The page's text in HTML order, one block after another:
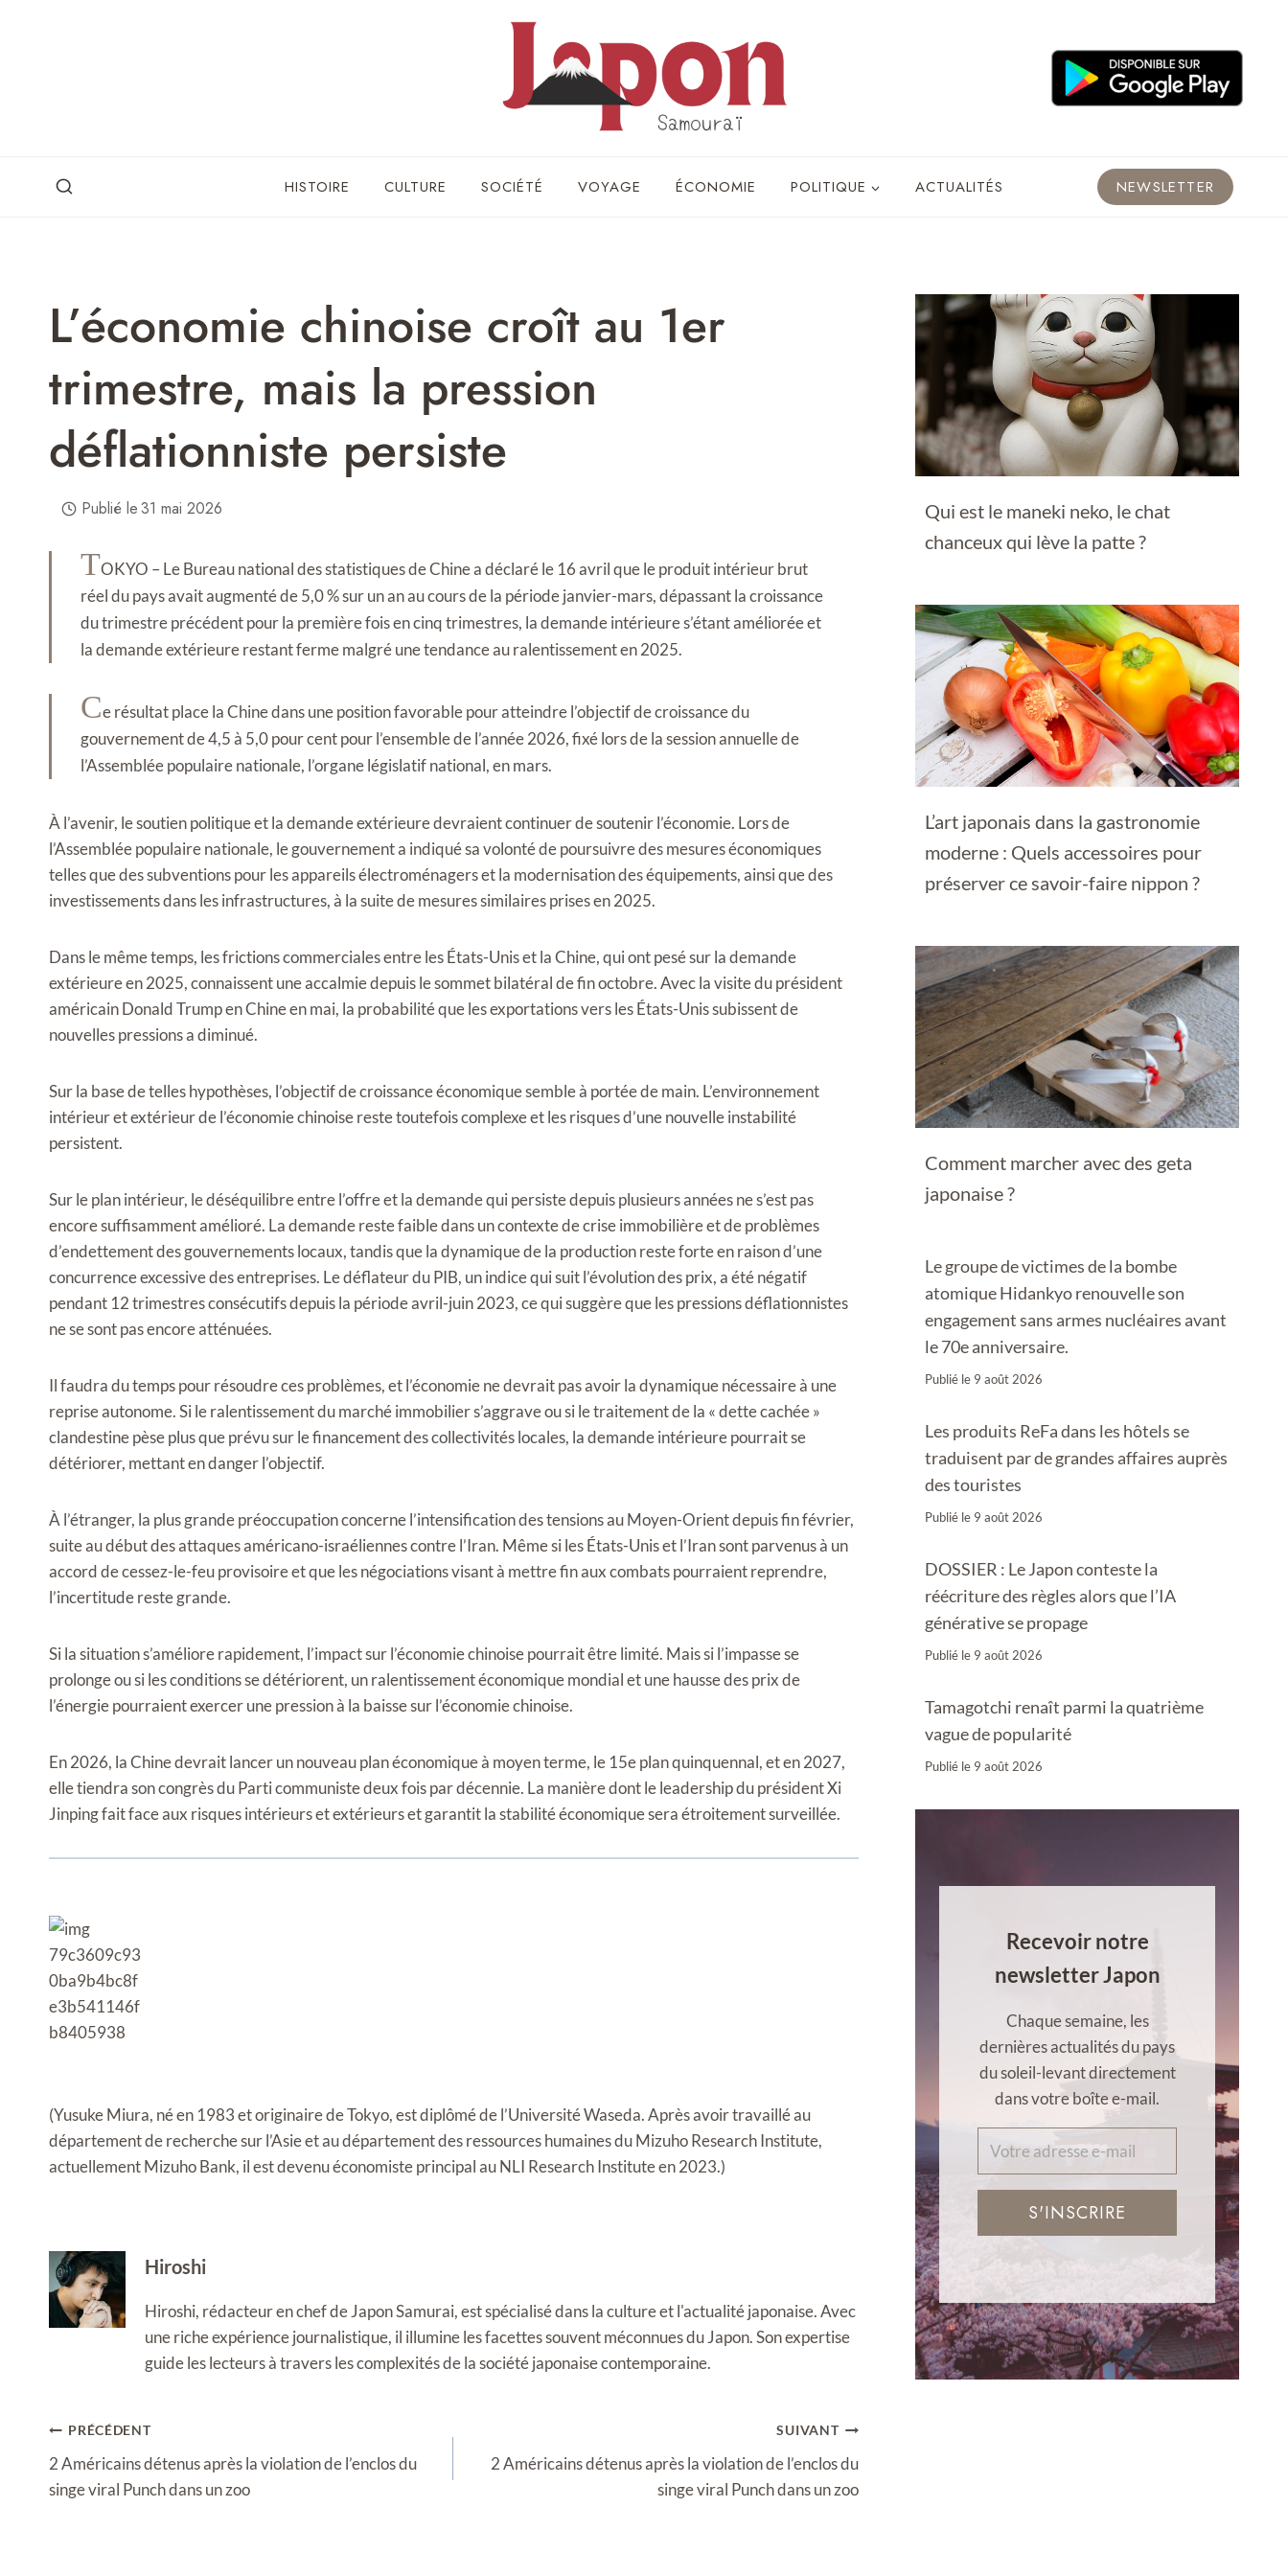
HISTOIRE CULTURE SOCIÉTÉ VOYAGE ÉCONOMIE POLITIQUE ACTUALITÉS NEWSLETTER
L’économie chinoise croît au 1er
trimestre, mais la pression
déflationniste persiste
Publié le31 mai 2026
TOKYO – Le Bureau national des statistiques de Chine a déclaré le 16 avril que le produit intérieur brut
réel du pays avait augmenté de 5,0 % sur un an au cours de la période janvier-mars, dépassant la croissance
du trimestre précédent pour la première fois en cinq trimestres, la demande intérieure s’étant améliorée et
la demande extérieure restant ferme malgré une tendance au ralentissement en 2025.
Ce résultat place la Chine dans une position favorable pour atteindre l’objectif de croissance du
gouvernement de 4,5 à 5,0 pour cent pour l’ensemble de l’année 2026, fixé lors de la session annuelle de
l’Assemblée populaire nationale, l’organe législatif national, en mars.
À l’avenir, le soutien politique et la demande extérieure devraient continuer de soutenir l’économie. Lors de
l’Assemblée populaire nationale, le gouvernement a indiqué sa volonté de poursuivre des mesures économiques
telles que des subventions pour les appareils électroménagers et la modernisation des équipements, ainsi que des
investissements dans les infrastructures, à la suite de mesures similaires prises en 2025.
Dans le même temps, les frictions commerciales entre les États-Unis et la Chine, qui ont pesé sur la demande
extérieure en 2025, connaissent une accalmie depuis le sommet bilatéral de fin octobre. Avec la visite du président
américain Donald Trump en Chine en mai, la probabilité que les exportations vers les États-Unis subissent de
nouvelles pressions a diminué.
Sur la base de telles hypothèses, l’objectif de croissance économique semble à portée de main. L’environnement
intérieur et extérieur de l’économie chinoise reste toutefois complexe et les risques d’une nouvelle instabilité
persistent.
Sur le plan intérieur, le déséquilibre entre l’offre et la demande qui persiste depuis plusieurs années ne s’est pas
encore suffisamment amélioré. La demande reste faible dans un contexte de crise immobilière et de problèmes
d’endettement des gouvernements locaux, tandis que la dynamique de la production reste forte en raison d’une
concurrence excessive des entreprises. Le déflateur du PIB, un indice qui suit l’évolution des prix, a été négatif
pendant 12 trimestres consécutifs depuis la période avril-juin 2023, ce qui suggère que les pressions déflationnistes
ne se sont pas encore atténuées.
Il faudra du temps pour résoudre ces problèmes, et l’économie ne devrait pas avoir la dynamique nécessaire à une
reprise autonome. Si le ralentissement du marché immobilier s’aggrave ou si le traitement de la « dette cachée »
clandestine pèse plus que prévu sur le financement des collectivités locales, la demande intérieure pourrait se
détériorer, mettant en danger l’objectif.
À l’étranger, la plus grande préoccupation concerne l’intensification des tensions au Moyen-Orient depuis fin février,
suite au début des attaques américano-israéliennes contre l’Iran. Même si les États-Unis et l’Iran sont parvenus à un
accord de cessez-le-feu provisoire et que les négociations visant à mettre fin aux combats pourraient reprendre,
l’incertitude reste grande.
Si la situation s’améliore rapidement, l’impact sur l’économie chinoise pourrait être limité. Mais si l’impasse se
prolonge ou si les conditions se détériorent, un ralentissement économique mondial et une hausse des prix de
l’énergie pourraient exercer une pression à la baisse sur l’économie chinoise.
En 2026, la Chine devrait lancer un nouveau plan économique à moyen terme, le 15e plan quinquennal, et en 2027,
elle tiendra son congrès du Parti communiste deux fois par décennie. La manière dont le leadership du président Xi
Jinping fait face aux risques intérieurs et extérieurs et garantit la stabilité économique sera étroitement surveillée.
(Yusuke Miura, né en 1983 et originaire de Tokyo, est diplômé de l’Université Waseda. Après avoir travaillé au
département de recherche sur l’Asie et au département des ressources humaines du Mizuho Research Institute,
actuellement Mizuho Bank, il est devenu économiste principal au NLI Research Institute en 2023.)
Hiroshi
Hiroshi, rédacteur en chef de Japon Samurai, est spécialisé dans la culture et l'actualité japonaise. Avec
une riche expérience journalistique, il illumine les facettes souvent méconnues du Japon. Son expertise
guide les lecteurs à travers les complexités de la société japonaise contemporaine.
Navigation
de
l’article
PRÉCÉDENT
2 Américains détenus après la violation de l’enclos du
singe viral Punch dans un zoo
SUIVANT
2 Américains détenus après la violation de l’enclos du
singe viral Punch dans un zoo
Qui est le maneki neko, le chat
chanceux qui lève la patte ?
L’art japonais dans la gastronomie
moderne : Quels accessoires pour
préserver ce savoir-faire nippon ?
Comment marcher avec des geta
japonaise ?
Le groupe de victimes de la bombe
atomique Hidankyo renouvelle son
engagement sans armes nucléaires avant
le 70e anniversaire.
Publié le 9 août 2026
Les produits ReFa dans les hôtels se
traduisent par de grandes affaires auprès
des touristes
Publié le 9 août 2026
DOSSIER : Le Japon conteste la
réécriture des règles alors que l’IA
générative se propage
Publié le 9 août 2026
Tamagotchi renaît parmi la quatrième
vague de popularité
Publié le 9 août 2026
Recevoir notre
newsletter Japon
Chaque semaine, les
dernières actualités du pays
du soleil-levant directement
dans votre boîte e-mail.
S'INSCRIRE